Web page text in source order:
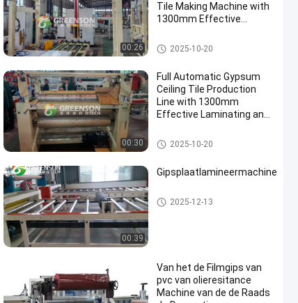
00:26
Tile Making Machine with
1300mm Effective
Sq.m/year Capacity
de tegelproductielijn van het gi
psplafond
2025-10-20
00:30
Full Automatic Gypsum
Ceiling Tile Production
Line with 1300mm
Effective Laminating and
Capacity
de tegelproductielijn van het gi
psplafond
2025-10-20
00:39
Gipsplaatlamineermachine
de tegelproductielijn van het gip
splafond
2025-12-13
Van het de Filmgips van
pvc van olieresitance
Machine van de de Raads